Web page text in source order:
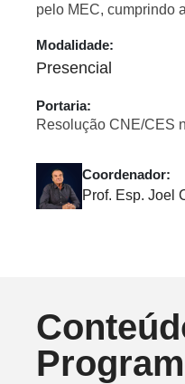
pelo MEC, cumprindo
Modalidade:
Presencial
Portaria:
Resolução CNE/CES
Coordenador:
Prof. Esp. Joel